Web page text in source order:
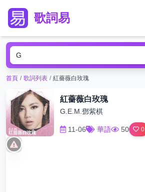
歌詞易
首頁 / 歌詞列表 / 紅薔薇白玫瑰
紅薔薇白玫瑰
G.E.M.鄧紫棋
11-06 華語 50 0